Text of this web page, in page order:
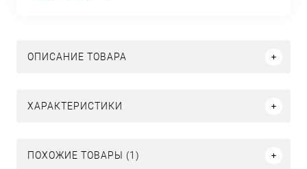
ОПИСАНИЕ ТОВАРА
ХАРАКТЕРИСТИКИ
ПОХОЖИЕ ТОВАРЫ (1)